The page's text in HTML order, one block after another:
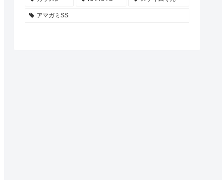
アマガミSS